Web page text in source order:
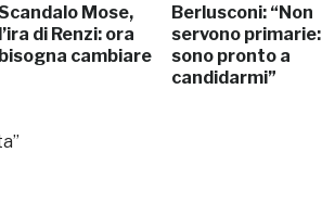
Mose,
l’ira di Renzi: ora
bisogna cambiare
Berlusconi: “Non
servono primarie:
sono pronto a
candidarmi”